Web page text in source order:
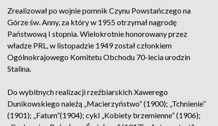
Zrealizował po wojnie pomnik Czynu Powstańczego na
Górze św. Anny, za który w 1955 otrzymał nagrodę
Państwową I stopnia. Wielokrotnie honorowany przez
władze PRL, w listopadzie 1949 został członkiem
Ogólnokrajowego Komitetu Obchodu 70-lecia urodzin
Stalina.
Do wybitnych realizacji rzeźbiarskich Xawerego
Dunikowskiego należą „Macierzyństwo” (1900); „Tchnienie”
(1901); „Fatum”(1904); cykl „Kobiety brzemienne” (1906);